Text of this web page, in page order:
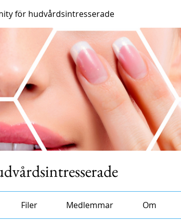
för hudvårdsintresserade
Filer Medlemmar Om